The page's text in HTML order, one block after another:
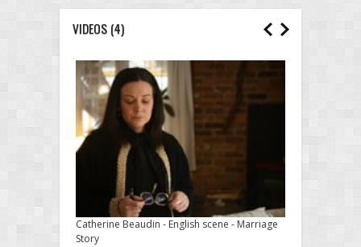
VIDEOS (4)
Catherine Beaudin - English scene - Marriage
Story